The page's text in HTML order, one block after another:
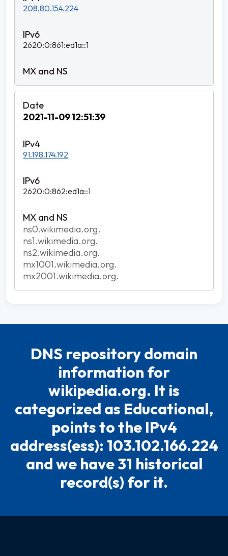
208.80.154.224
2620:0:861:ed1a::1
2021-11-09 12:51:39
91.198.174.192
2620:0:862:ed1a::1
ns0.wikimedia.org.
ns1.wikimedia.org.
ns2.wikimedia.org.
mx1001.wikimedia.org.
mx2001.wikimedia.org.
DNS repository domain
information for
wikipedia.org. It is
categorized as Educational,
points to the IPv4
address(ess): 103.102.166.224
and we have 31 historical
record(s) for it.